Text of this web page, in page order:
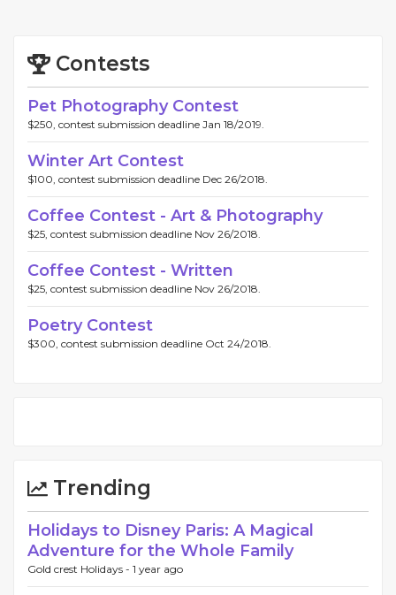
Contests
Pet Photography Contest
$250, contest submission deadline Jan 18/2019.
Winter Art Contest
$100, contest submission deadline Dec 26/2018.
Coffee Contest - Art & Photography
$25, contest submission deadline Nov 26/2018.
Coffee Contest - Written
$25, contest submission deadline Nov 26/2018.
Poetry Contest
$300, contest submission deadline Oct 24/2018.
Trending
Holidays to Disney Paris: A Magical
Adventure for the Whole Family
Gold crest Holidays - 1 year ago